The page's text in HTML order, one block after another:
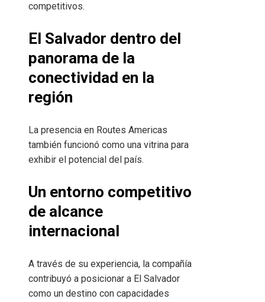
competitivos.
El Salvador dentro del
panorama de la
conectividad en la
región
La presencia en Routes Americas
también funcionó como una vitrina para
exhibir el potencial del país.
Un entorno competitivo
de alcance
internacional
A través de su experiencia, la compañía
contribuyó a posicionar a El Salvador
como un destino con capacidades